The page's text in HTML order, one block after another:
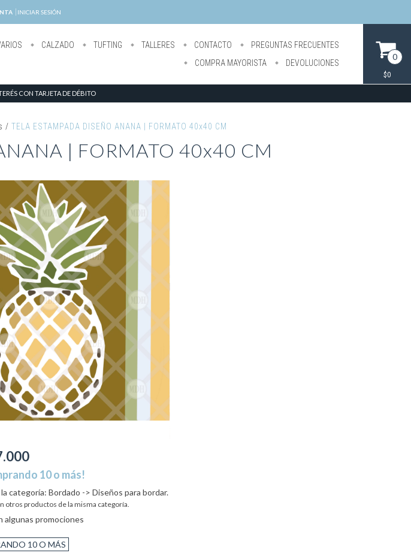
INICIAR SESIÓN
CALZADO TUFTING TALLERES CONTACTO
PREGUNTAS FRECUENTES
COMPRA MAYORISTA
DEVOLUCIONES
0
$0
CON TARJETA DE DÉBITO
/ TELA ESTAMPADA DISEÑO ANANA | FORMATO 40x40 CM
| FORMATO 40x40 CM
10 o más!
categoría: Bordado -> Diseños para bordar.
otros productos de la misma categoría.
algunas promociones
10 O MÁS